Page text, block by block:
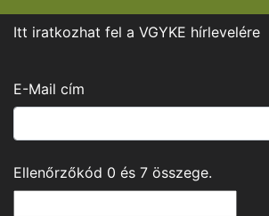
Itt iratkozhat fel a VGYKE hírlevelére
E-Mail cím
Ellenőrzőkód 0 és 7 összege.